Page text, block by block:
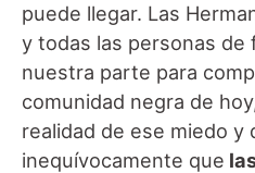
puede llegar. Las
y todas las personas de
nuestra parte para
comunidad negra de
realidad de ese miedo y
inequívocamente que